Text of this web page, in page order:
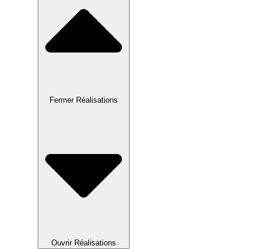
Fermer Réalisations
Ouvrir Réalisations